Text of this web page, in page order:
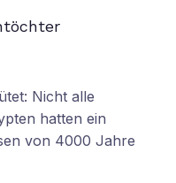
Nicht alle
hatten ein
von 4000 Jahre